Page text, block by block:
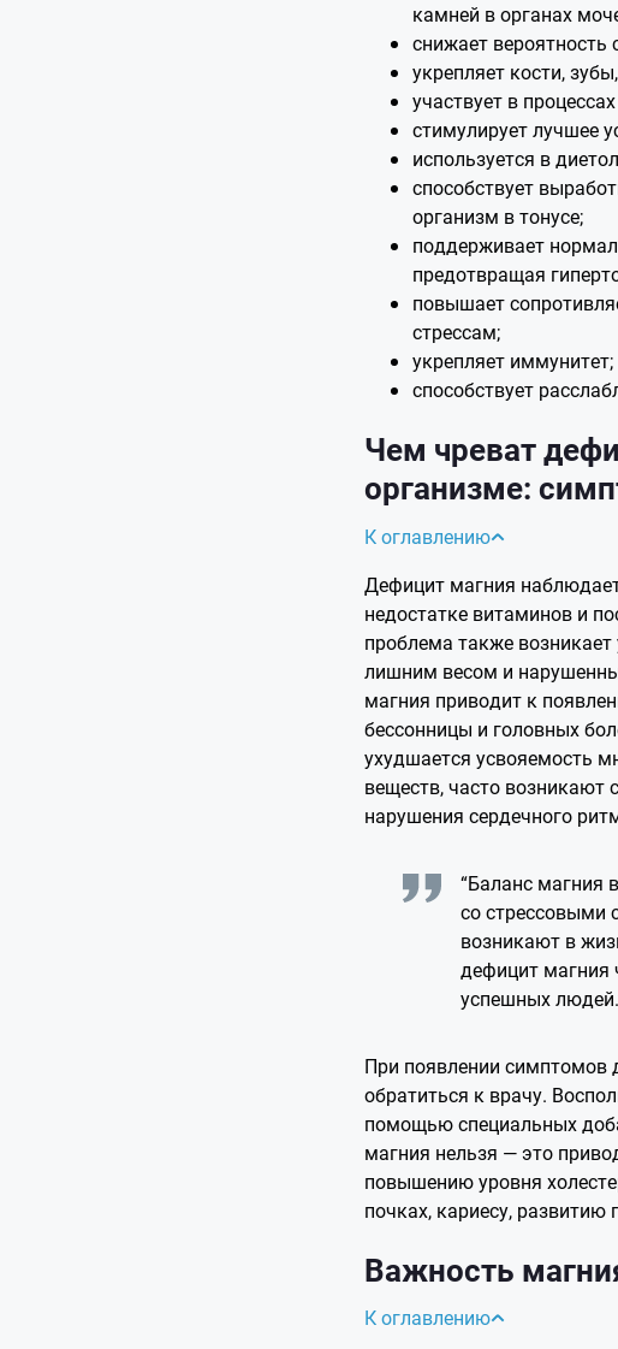
камней в органах
снижает вероятность
укрепляет кости,
участвует в
стимулирует лучшее
используется в
способствует
организм в тонусе;
поддерживает
предотвращая
повышает
стрессам;
укрепляет иммунитет;
способствует
Чем чреват
организме:
К оглавлению
Дефицит магния
недостатке витаминов и
проблема также
лишним весом и
магния приводит к
бессонницы и головных
ухудшается усвояемость
веществ, часто возникают
нарушения сердечного
“Баланс магния
со стрессовыми
возникают в
дефицит магния
успешных
При появлении симптомов
обратиться к врачу.
помощью специальных
магния нельзя — это
повышению уровня
почках, кариесу, развитию
Важность
К оглавлению